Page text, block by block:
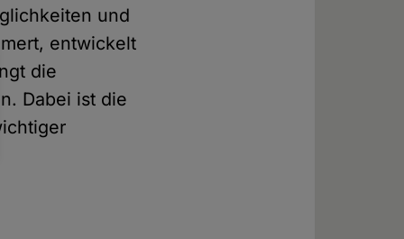
und
entwickelt
die
Dabei ist die